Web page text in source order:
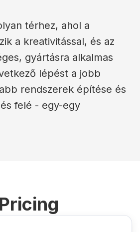
térhez, ahol a
a kreativitással, és az
gyártásra alkalmas
lépést a jobb
rendszerek építése és
felé - egy-egy
Pricing